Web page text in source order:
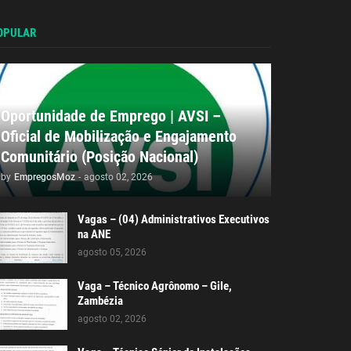
Oportunidade de Emprego | AVSI –
Oficial de Mobilização e Engajamento
Comunitário (Posição Nacional)
by EmpregosMoz - agosto 02, 2026
Vagas – (04) Administrativos Executivos
na ANE
agosto 05, 2026
Vaga – Técnico Agrônomo – Gile,
Zambézia
agosto 02, 2026